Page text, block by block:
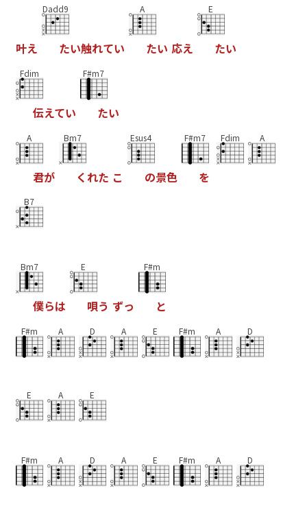
叶え
Dadd9
たい触れてい
A
たい 応え
E
たい
Fdim
伝えてい
F#m7
たい
A
君が
Bm7
く れた こ
Esus4
の景色
F#m7
を
Fdim A
B7
Bm7
僕らは
E
唄う ずっ
F#m
と
F#m A D A E F#m A D
E A E
F#m A D A E F#m A D